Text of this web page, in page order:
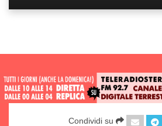
Condividi su